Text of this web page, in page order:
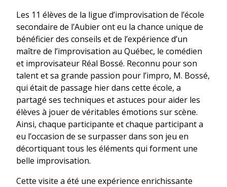
Les 11 élèves de la ligue d’improvisation de l’école
secondaire de l’Aubier ont eu la chance unique de
bénéficier des conseils et de l’expérience d’un
maître de l’improvisation au Québec, le comédien
et improvisateur Réal Bossé. Reconnu pour son
talent et sa grande passion pour l’impro, M. Bossé,
qui était de passage hier dans cette école, a
partagé ses techniques et astuces pour aider les
élèves à jouer de véritables émotions sur scène.
Ainsi, chaque participante et chaque participant a
eu l’occasion de se surpasser dans son jeu en
décortiquant tous les éléments qui forment une
belle improvisation.
Cette visite a été une expérience enrichissante